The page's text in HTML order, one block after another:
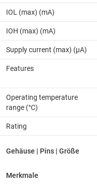
IOL (max) (mA)
IOH (max) (mA)
Supply current (max) (µA)
Features
Operating temperature
range (°C)
Rating